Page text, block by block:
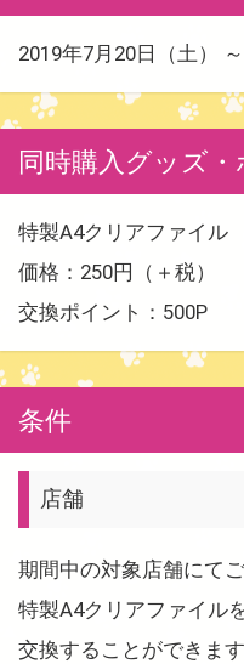
2019年7月20日（土）
同時購入グッズ
特製A4クリアファイル
価格：250円（＋税）
交換ポイント：500P
条件
店舗
期間中の対象店舗にて
特製A4クリアファイル
交換することができます